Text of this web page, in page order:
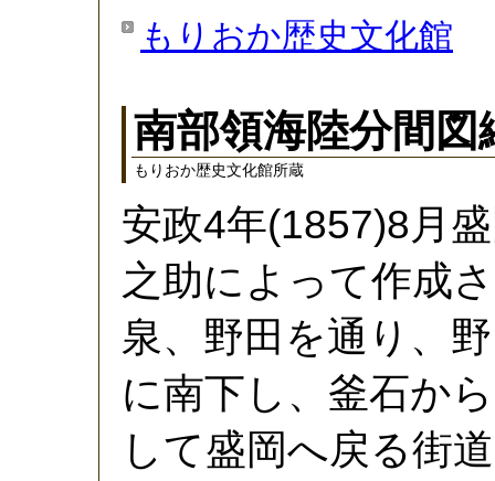
もりおか歴史文化館
南部領海陸分間図
もりおか歴史文化館所蔵
安政4年(1857)8月
之助によって作成
泉、野田を通り、
に南下し、釜石か
して盛岡へ戻る街